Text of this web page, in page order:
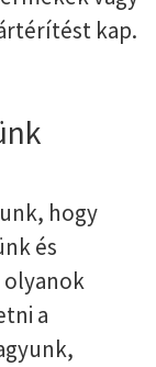
kap.
hogy
és
a